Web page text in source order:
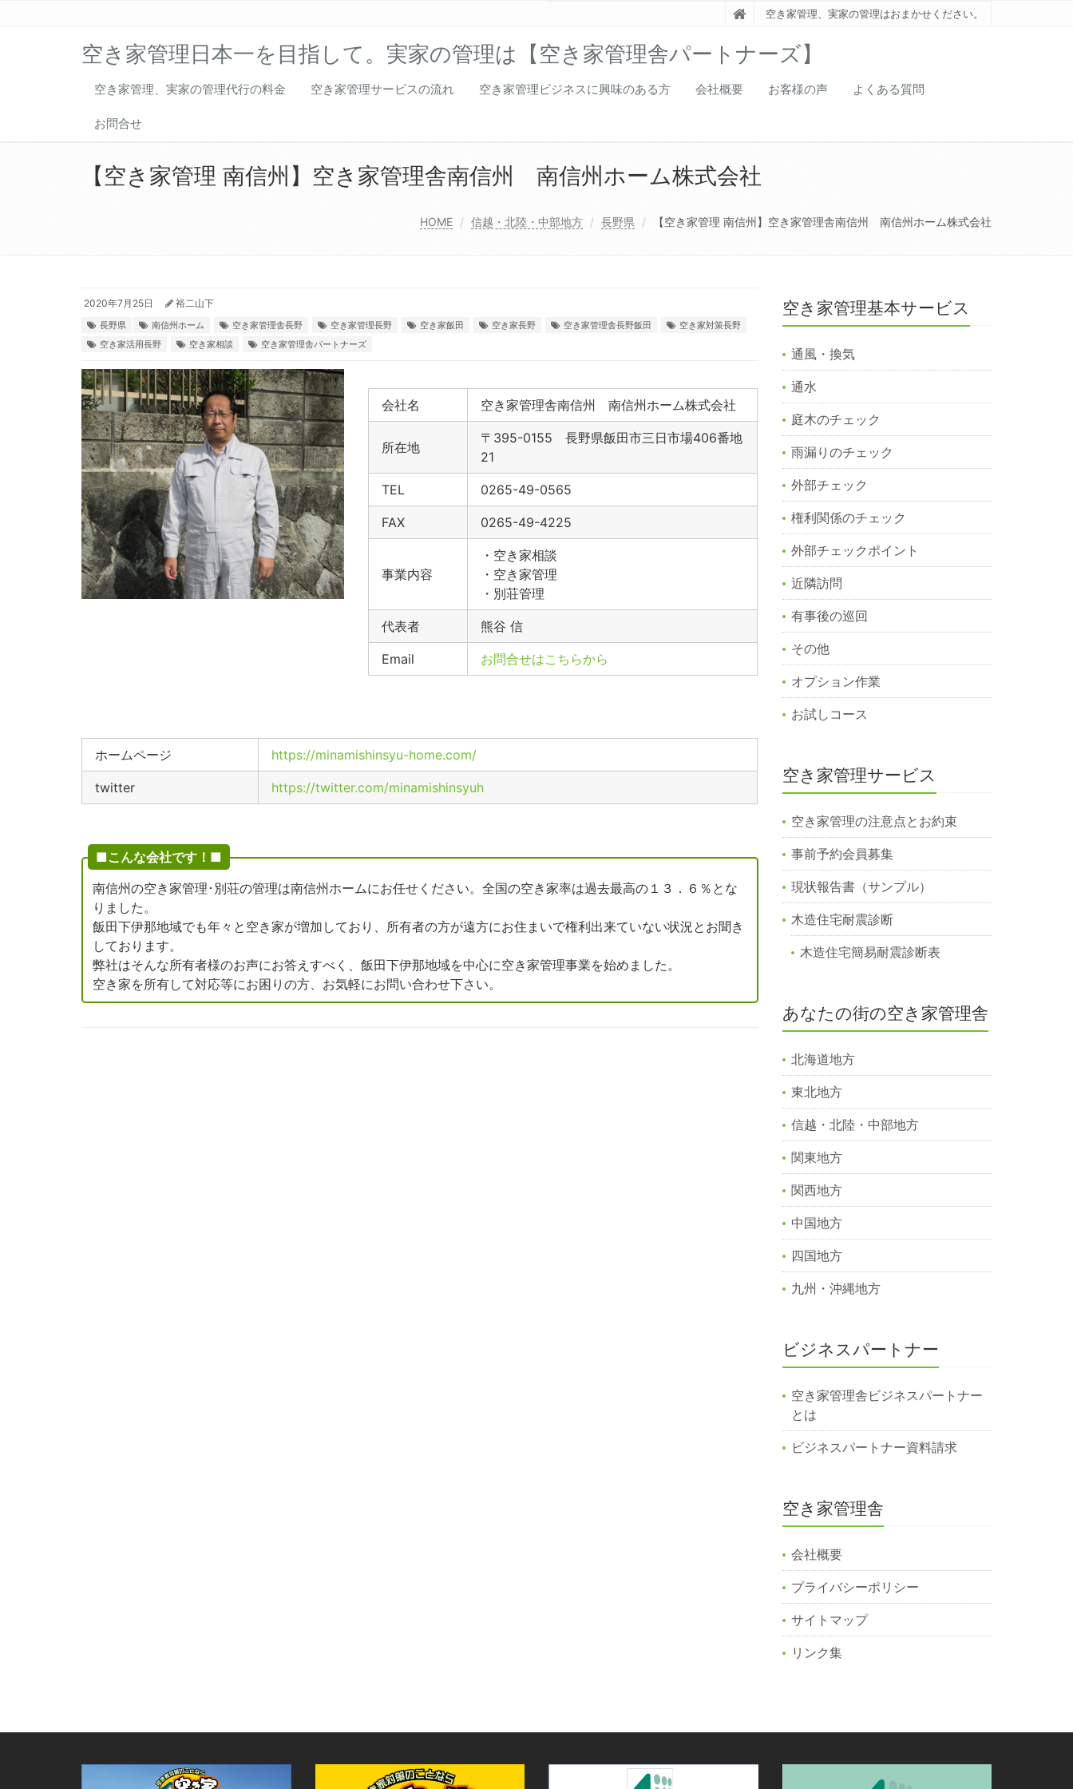
空き家管理、実家の管理はおまかせください。
空き家管理日本一を目指して。実家の管理は【空き家管理舎パートナーズ】
空き家管理、実家の管理代行の料金 空き家管理サービスの流れ 空き家管理ビジネスに興味のある方 会社概要 お客様の声 よくある質問
お問合せ
【空き家管理 南信州】空き家管理舎南信州 南信州ホーム株式会社
HOME 信越・北陸・中部地方 長野県 【空き家管理 南信州】空き家管理舎南信州 南信州ホーム株式会社
2020年7月25日 裕二山下
長野県 南信州ホーム 空き家管理舎長野 空き家管理長野 空き家飯田 空き家長野 空き家管理舎長野飯田
空き家対策長野
空き家活用長野
空き家相談 空き家管理舎パートナーズ
会社名 空き家管理舎南信州 南信州ホーム株式会社
所在地
〒395-0155 長野県飯田市三日市場406番地
21
TEL 0265-49-0565
FAX 0265-49-4225
事業内容
・空き家相談
・空き家管理
・別荘管理
代表者 熊谷 信
Email お問合せはこちらから
ホームページ https://minamishinsyu-home.com/
twitter https://twitter.com/minamishinsyuh
■こんな会社です！■
南信州の空き家管理･別荘の管理は南信州ホームにお任せください。全国の空き家率は過去最高の１３．６％とな
りました。
飯田下伊那地域でも年々と空き家が増加しており、所有者の方が遠方にお住まいで権利出来ていない状況とお聞き
しております。
弊社はそんな所有者様のお声にお答えすべく、飯田下伊那地域を中心に空き家管理事業を始めました。
空き家を所有して対応等にお困りの方、お気軽にお問い合わせ下さい。
空き家管理基本サービス
通風・換気
通水
庭木のチェック
雨漏りのチェック
外部チェック
権利関係のチェック
外部チェックポイント
近隣訪問
有事後の巡回
その他
オプション作業
お試しコース
空き家管理サービス
空き家管理の注意点とお約束
事前予約会員募集
現状報告書（サンプル）
木造住宅耐震診断
木造住宅簡易耐震診断表
あなたの街の空き家管理舎
北海道地方
東北地方
信越・北陸・中部地方
関東地方
関西地方
中国地方
四国地方
九州・沖縄地方
ビジネスパートナー
空き家管理舎ビジネスパートナー
とは
ビジネスパートナー資料請求
空き家管理舎
会社概要
プライバシーポリシー
サイトマップ
リンク集